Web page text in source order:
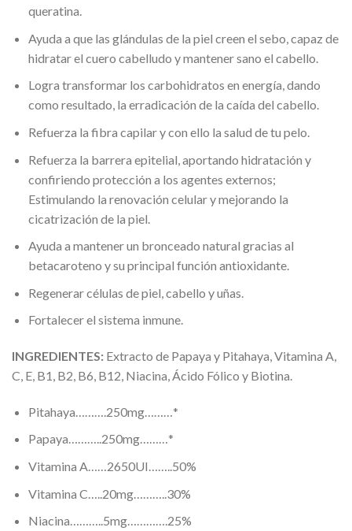
queratina.
Ayuda a que las glándulas de la piel creen el sebo, capaz de
hidratar el cuero cabelludo y mantener sano el cabello.
Logra transformar los carbohidratos en energía, dando
como resultado, la erradicación de la caída del cabello.
Refuerza la fibra capilar y con ello la salud de tu pelo.
Refuerza la barrera epitelial, aportando hidratación y
confiriendo protección a los agentes externos;
Estimulando la renovación celular y mejorando la
cicatrización de la piel.
Ayuda a mantener un bronceado natural gracias al
betacaroteno y su principal función antioxidante.
Regenerar células de piel, cabello y uñas.
Fortalecer el sistema inmune.
INGREDIENTES: Extracto de Papaya y Pitahaya, Vitamina A,
C, E, B1, B2, B6, B12, Niacina, Ácido Fólico y Biotina.
Pitahaya……….250mg………*
Papaya………..250mg………*
Vitamina A……2650UI……..50%
Vitamina C…..20mg………..30%
Niacina………..5mg………….25%